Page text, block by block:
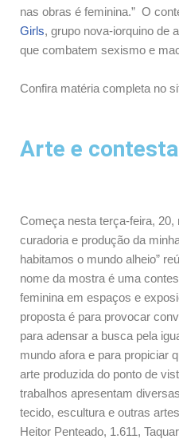
nas obras é feminina.” O
Girls, grupo nova-iorquino de
que combatem sexismo e
Confira matéria completa no
Arte e
Começa nesta terça-feira,
curadoria e produção da
habitamos o mundo alheio”
nome da mostra é uma
feminina em espaços e
proposta é para provocar
para adensar a busca pela
mundo afora e para propiciar
arte produzida do ponto de
trabalhos apresentam
tecido, escultura e outras
Heitor Penteado, 1.611,